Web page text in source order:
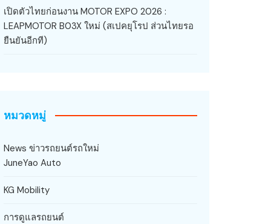
เปิดตัวไทยก่อนงาน MOTOR EXPO 2026 :
LEAPMOTOR B03X ใหม่ (สเปคยุโรป ส่วนไทยรอ
ยืนยันอีกที)
หมวดหมู่
News ข่าวรถยนต์รถใหม่
JuneYao Auto
KG Mobility
การดูแลรถยนต์